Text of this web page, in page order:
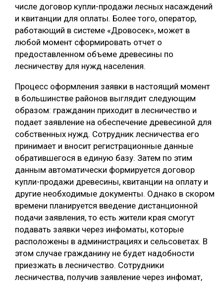
числе договор купли-продажи лесных насаждений
и квитанции для оплаты. Более того, оператор,
работающий в системе «Дровосек», может в
любой момент сформировать отчет о
предоставленном объеме древесины по
лесничеству для нужд населения.
Процесс оформления заявки в настоящий момент
в большинстве районов выглядит следующим
образом: гражданин приходит в лесничество и
подает заявление на обеспечение древесиной для
собственных нужд. Сотрудник лесничества его
принимает и вносит регистрационные данные
обратившегося в единую базу. Затем по этим
данным автоматически формируется договор
купли-продажи древесины, квитанции на оплату и
другие необходимые документы. Однако в скором
времени планируется введение дистанционной
подачи заявления, то есть жители края смогут
подавать заявки через инфоматы, которые
расположены в администрациях и сельсоветах. В
этом случае гражданину не будет надобности
приезжать в лесничество. Сотрудники
лесничества, получив заявление через инфомат,